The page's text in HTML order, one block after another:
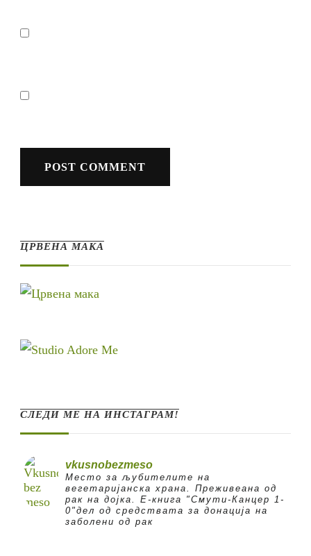
ЦРВЕНА МАКА
СЛЕДИ МЕ НА ИНСТАГРАМ!
vkusnobezmeso
Место за љубителите на
вегетаријанска храна. Преживеана од
рак на дојка.
E-книга "Смути-Канцер 1-
0"дел од средствата за донација на
заболени од рак